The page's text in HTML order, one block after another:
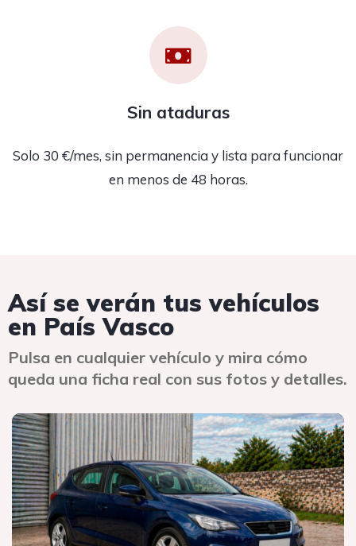
Sin ataduras
Solo 30 €/mes, sin permanencia y lista para funcionar
en menos de 48 horas.
Así se verán tus vehículos
en País Vasco
Pulsa en cualquier vehículo y mira cómo
queda una ficha real con sus fotos y detalles.